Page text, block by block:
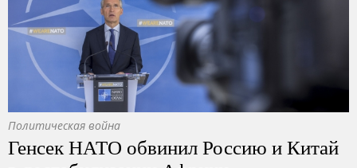
Политическая война
Генсек НАТО обвинил Россию и Китай